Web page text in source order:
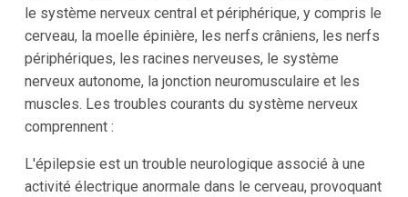
le système nerveux central et périphérique, y compris le
cerveau, la moelle épinière, les nerfs crâniens, les nerfs
périphériques, les racines nerveuses, le système
nerveux autonome, la jonction neuromusculaire et les
muscles. Les troubles courants du système nerveux
comprennent :
L'épilepsie est un trouble neurologique associé à une
activité électrique anormale dans le cerveau, provoquant